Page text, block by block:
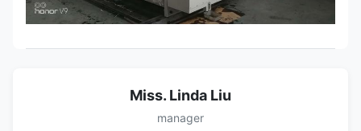
Miss. Linda Liu
manager